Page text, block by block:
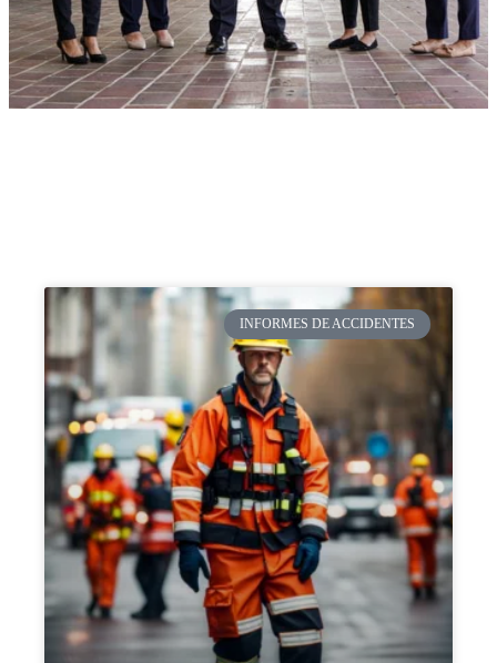
INFORMES DE ACCIDENTES